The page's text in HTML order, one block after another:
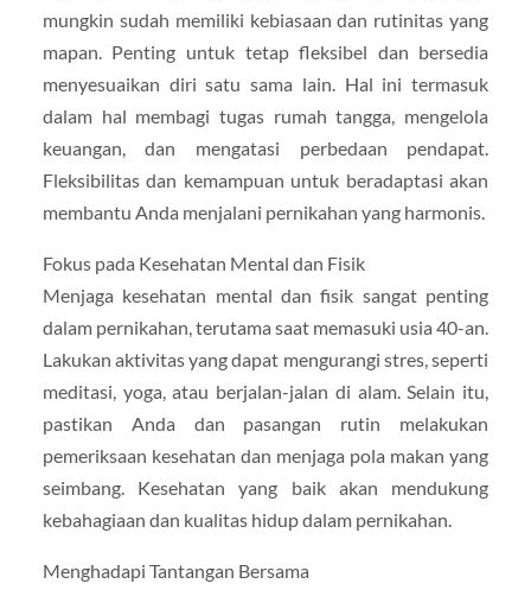
mungkin sudah memiliki kebiasaan dan rutinitas yang
mapan. Penting untuk tetap fleksibel dan bersedia
menyesuaikan diri satu sama lain. Hal ini termasuk
dalam hal membagi tugas rumah tangga, mengelola
keuangan, dan mengatasi perbedaan pendapat.
Fleksibilitas dan kemampuan untuk beradaptasi akan
membantu Anda menjalani pernikahan yang harmonis.
Fokus pada Kesehatan Mental dan Fisik
Menjaga kesehatan mental dan fisik sangat penting
dalam pernikahan, terutama saat memasuki usia 40-an.
Lakukan aktivitas yang dapat mengurangi stres, seperti
meditasi, yoga, atau berjalan-jalan di alam. Selain itu,
pastikan Anda dan pasangan rutin melakukan
pemeriksaan kesehatan dan menjaga pola makan yang
seimbang. Kesehatan yang baik akan mendukung
kebahagiaan dan kualitas hidup dalam pernikahan.
Menghadapi Tantangan Bersama